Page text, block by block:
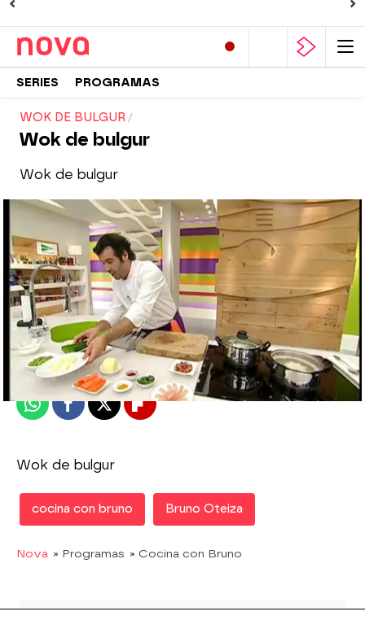
SERIES PROGRAMAS
WOK DE BULGUR
Wok de bulgur
Wok de bulgur
Nova
Publicado:29 de marzo de 2012, 15:41
WhatsappFacebook
X Flipboard
Wok de bulgur
cocina con bruno Bruno Oteiza
Nova » Programas » Cocina con Bruno